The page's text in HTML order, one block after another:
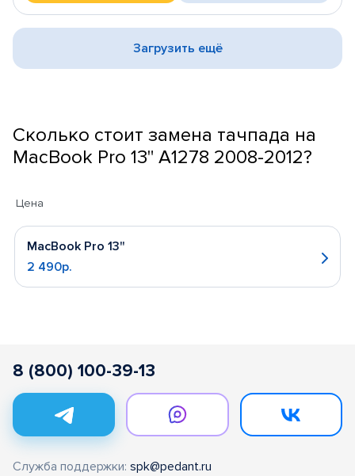
Загрузить ещё
Сколько стоит замена тачпада на
MacBook Pro 13" A1278 2008-2012?
Цена
MacBook Pro 13"
2 490р.
8 (800) 100-39-13
Служба поддержки: spk@pedant.ru